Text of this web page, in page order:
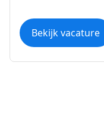
Bekijk vacature